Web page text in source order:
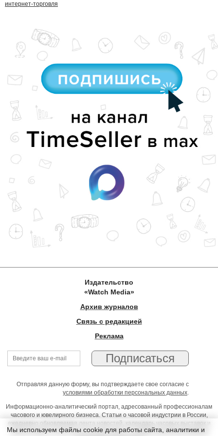
интернет-торговля
Издательство
«Watch Media»
Архив журналов
Связь с редакцией
Реклама
Отправляя данную форму, вы подтверждаете свое согласие с
условиями обработки персональных данных.
Информационно-аналитический портал, адресованный профессионалам
часового и ювелирного бизнеса. Статьи о часовой индустрии в России,
ежедневно обновляемая лента новостей, календарь часовых выставок и
презентаций, on-line консультации юриста, профессиональный форум
Мы используем файлы cookie для работы сайта, аналитики и